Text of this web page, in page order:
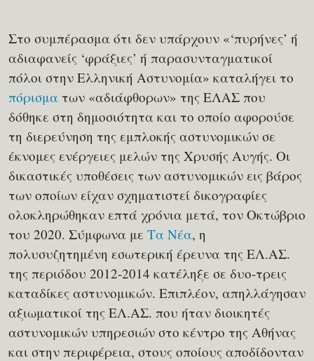
Στο συμπέρασμα ότι δεν υπάρχουν «‘πυρήνες’ ή
αδιαφανείς ‘φράξιες’ ή παρασυνταγματικοί
πόλοι στην Ελληνική Αστυνομία» καταλήγει το
πόρισμα των «αδιάφθορων» της ΕΛΑΣ που
δόθηκε στη δημοσιότητα και το οποίο αφορούσε
τη διερεύνηση της εμπλοκής αστυνομικών σε
έκνομες ενέργειες μελών της Χρυσής Αυγής. Οι
δικαστικές υποθέσεις των αστυνομικών εις βάρος
των οποίων είχαν σχηματιστεί δικογραφίες
ολοκληρώθηκαν επτά χρόνια μετά, τον Οκτώβριο
του 2020. Σύμφωνα με Τα Νέα, η
πολυσυζητημένη εσωτερική έρευνα της ΕΛ.ΑΣ.
της περιόδου 2012-2014 κατέληξε σε δυο-τρεις
καταδίκες αστυνομικών. Επιπλέον, απηλλάγησαν
αξιωματικοί της ΕΛ.ΑΣ. που ήταν διοικητές
αστυνομικών υπηρεσιών στο κέντρο της Αθήνας
και στην περιφέρεια, στους οποίους αποδίδονταν